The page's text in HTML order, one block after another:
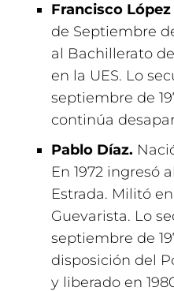
Francisco
de Septiembre
al Bachillerato
en la UES. Lo
septiembre de
continúa
Pablo Díaz.
En 1972 ingresó
Estrada. Militó
Guevarista. Lo
septiembre de
disposición del
y liberado en